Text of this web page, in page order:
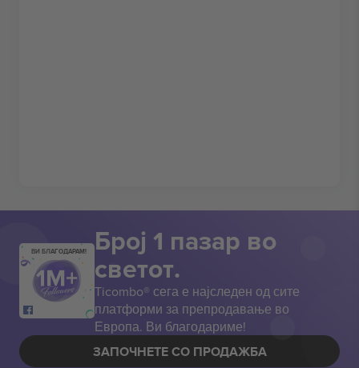
ВИ БЛАГОДАРАМ! Број 1 пазар во
светот.
Ticombo® сега е најследен од сите
платформи за препродавање во
Европа. Ви благодариме!
ЗАПОЧНЕТЕ СО ПРОДАЖБА